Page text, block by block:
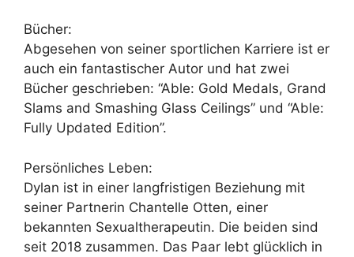
Bücher:
Abgesehen von seiner sportlichen Karriere ist er
auch ein fantastischer Autor und hat zwei
Bücher geschrieben: “Able: Gold Medals, Grand
Slams and Smashing Glass Ceilings” und “Able:
Fully Updated Edition”.
Persönliches Leben:
Dylan ist in einer langfristigen Beziehung mit
seiner Partnerin Chantelle Otten, einer
bekannten Sexualtherapeutin. Die beiden sind
seit 2018 zusammen. Das Paar lebt glücklich in